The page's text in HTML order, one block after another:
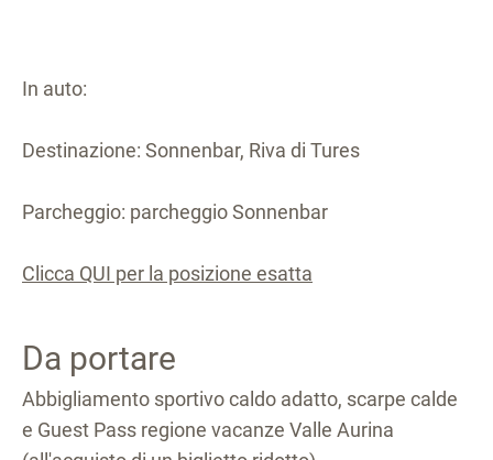
In auto:
Destinazione: Sonnenbar, Riva di Tures
Parcheggio: parcheggio Sonnenbar
Clicca QUI per la posizione esatta
Da portare
Abbigliamento sportivo caldo adatto, scarpe calde
e Guest Pass regione vacanze Valle Aurina